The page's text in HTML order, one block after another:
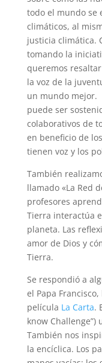
todo el mundo se
climáticos, al
justicia climática.
tomando la
queremos
la voz de la
un mundo mejor.
puede ser
colaborativos de
en beneficio de
tienen voz y los
También
llamado «La Red
profesores
Tierra interactúa
planeta. Las
amor de Dios y
Tierra.
Se respondió a
el Papa
película La Carta.
know
También nos
la encíclica. Los